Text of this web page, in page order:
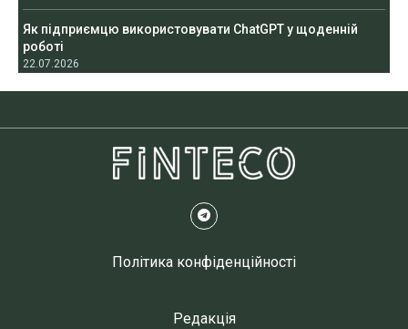
Як підприємцю використовувати ChatGPT у щоденній
роботі
22.07.2026
Політика конфіденційності
Редакція